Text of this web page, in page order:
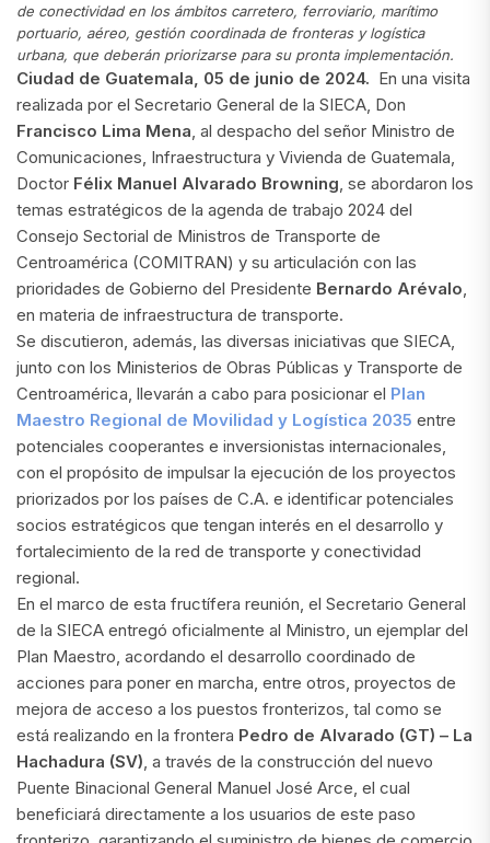
de conectividad en los ámbitos carretero, ferroviario, marítimo
portuario, aéreo, gestión coordinada de fronteras y logística
urbana, que deberán priorizarse para su pronta implementación.
Ciudad de Guatemala, 05 de junio de 2024. En una visita
realizada por el Secretario General de la SIECA, Don
Francisco Lima Mena , al despacho del señor Ministro de
Comunicaciones, Infraestructura y Vivienda de Guatemala,
Doctor Félix Manuel Alvarado Browning , se abordaron los
temas estratégicos de la agenda de trabajo 2024 del
Consejo Sectorial de Ministros de Transporte de
Centroamérica (COMITRAN) y su articulación con las
prioridades de Gobierno del Presidente Bernardo Arévalo
en materia de infraestructura de transporte.
Se discutieron, además, las diversas iniciativas que SIECA,
junto con los Ministerios de Obras Públicas y Transporte de
Centroamérica, llevarán a cabo para posicionar el Plan
Maestro Regional de Movilidad y Logística 2035 entre
potenciales cooperantes e inversionistas internacionales,
con el propósito de impulsar la ejecución de los proyectos
priorizados por los países de C.A. e identificar potenciales
socios estratégicos que tengan interés en el desarrollo y
fortalecimiento de la red de transporte y conectividad
regional.
En el marco de esta fructífera reunión, el Secretario General
de la SIECA entregó oficialmente al Ministro, un ejemplar del
Plan Maestro, acordando el desarrollo coordinado de
acciones para poner en marcha, entre otros, proyectos de
mejora de acceso a los puestos fronterizos, tal como se
está realizando en la frontera Pedro de Alvarado (GT) – La
Hachadura (SV) , a través de la construcción del nuevo
Puente Binacional General Manuel José Arce, el cual
beneficiará directamente a los usuarios de este paso